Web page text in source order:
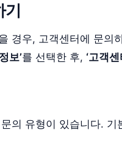
기
경우, 고객센터에 문의
보’를 선택한 후, ‘고객센
의 유형이 있습니다.